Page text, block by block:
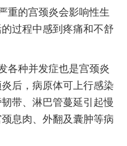
重的宫颈炎会影响性生
过程中感到疼痛和不舒
各种并发症也是宫颈炎
后，病原体可上行感染
带、淋巴管蔓延引起慢
息肉、外翻及囊肿等病